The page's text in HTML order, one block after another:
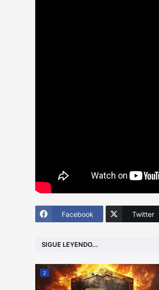
Facebook Twitter
SIGUE LEYENDO...
2